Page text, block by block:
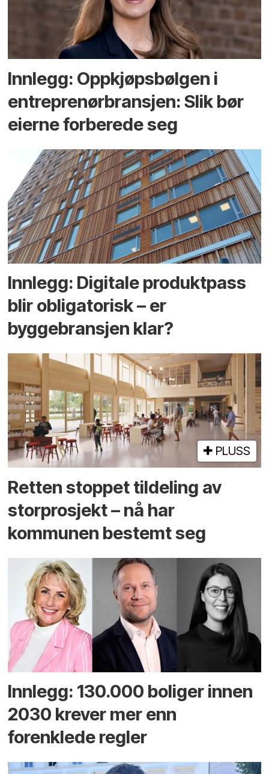
Innlegg: Oppkjøps­bølgen i
entreprenør­bransjen: Slik bør
eierne forberede seg
Innlegg: Digitale produktpass
blir obligatorisk – er
byggebransjen klar?
PLUSS
Retten stoppet tildeling av
storprosjekt – nå har
kommunen bestemt seg
Innlegg: 130.000 boliger innen
2030 krever mer enn
forenklede regler